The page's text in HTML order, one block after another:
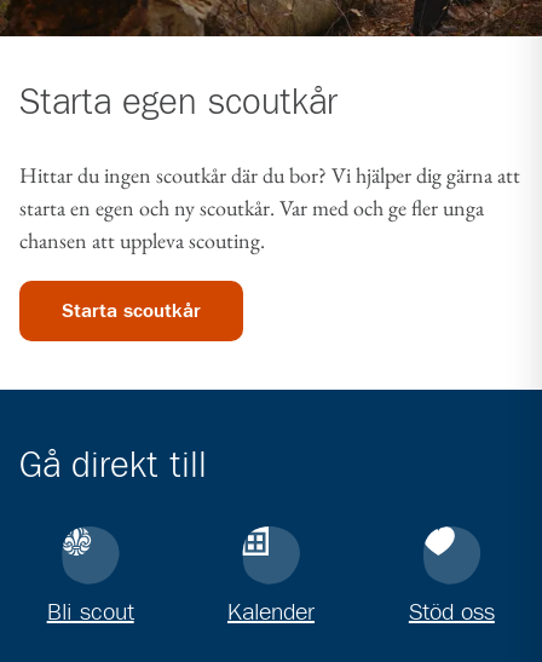
Starta egen scoutkår
Hittar du ingen scoutkår där du bor? Vi hjälper dig gärna att
starta en egen och ny scoutkår. Var med och ge fler unga
chansen att uppleva scouting.
Starta scoutkår
Gå direkt till
Bli scout Kalender Stöd oss